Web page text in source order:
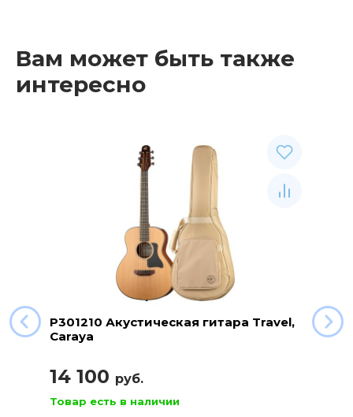
Вам может быть также
интересно
P301210 Акустическая гитара Travel,
Caraya
14 100 руб.
Товар есть в наличии